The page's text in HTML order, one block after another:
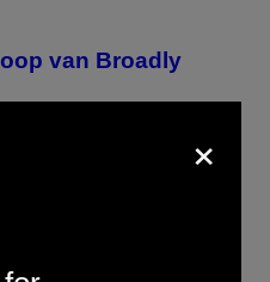
van Broadly
van Broadly
×